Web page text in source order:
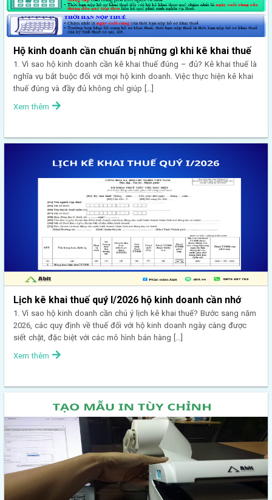
Hộ kinh doanh cần chuẩn bị những gì khi kê khai thuế
1. Vì sao hộ kinh doanh cần kê khai thuế đúng – đủ? Kê khai thuế là
nghĩa vụ bắt buộc đối với mọi hộ kinh doanh. Việc thực hiện kê khai
thuế đúng và đầy đủ không chỉ giúp […]
Xem thêm
Lịch kê khai thuế quý I/2026 hộ kinh doanh cần nhớ
1. Vì sao hộ kinh doanh cần chú ý lịch kê khai thuế? Bước sang năm
2026, các quy định về thuế đối với hộ kinh doanh ngày càng được
siết chặt, đặc biệt với các mô hình bán hàng […]
Xem thêm